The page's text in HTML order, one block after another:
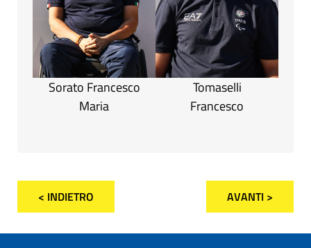
Sorato Francesco
Maria
Tomaselli
Francesco
< INDIETRO AVANTI >